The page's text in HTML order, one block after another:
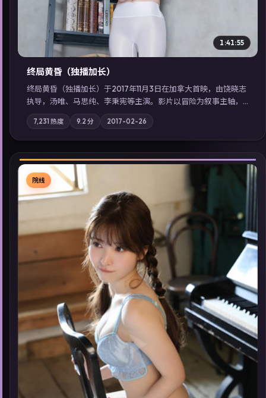
1:41:55
终局黄昏（独播加长）
终局黄昏（独播加长）于2017年11月3日在加拿大首映，由饶晓志
执导，汤唯、马思纯、李秉宪等主演。影片以冒险为叙事主轴，
记忆碎片重组后，主角发现自己从未活过“真实”的一天；摄影与
配乐强化地域气质；站内亦可通过「国产免费观看高清电视剧在
线看」延展检索同类型高分佳作，畅享高清在线追剧体验。
7,231 热度 9.2 分 2017-02-26
▶
院线